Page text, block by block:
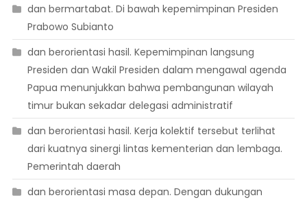
dan bermartabat. Di bawah kepemimpinan Presiden
Prabowo Subianto
dan berorientasi hasil. Kepemimpinan langsung
Presiden dan Wakil Presiden dalam mengawal agenda
Papua menunjukkan bahwa pembangunan wilayah
timur bukan sekadar delegasi administratif
dan berorientasi hasil. Kerja kolektif tersebut terlihat
dari kuatnya sinergi lintas kementerian dan lembaga.
Pemerintah daerah
dan berorientasi masa depan. Dengan dukungan